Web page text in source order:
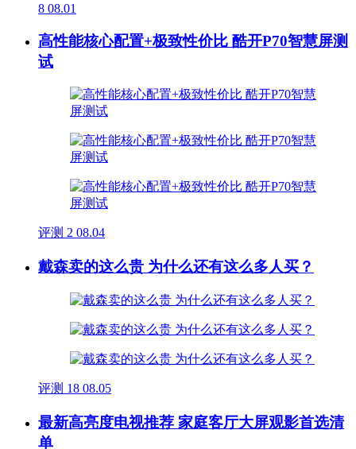
8 08.01
高性能核心配置+极致性价比 酷开P70智慧屏测
试
评测 2 08.04
戴森卖的这么贵 为什么还有这么多人买？
评测 18 08.05
最新高亮度电视推荐 家庭客厅大屏观影首选清
单